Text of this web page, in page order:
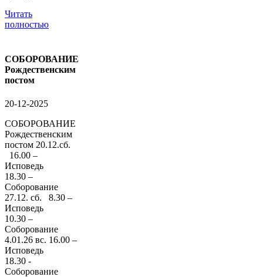
Читать
полностью
СОБОРОВАНИЕ
Рождественским
постом
20-12-2025
СОБОРОВАНИЕ
Рождественским
постом 20.12.сб.
16.00 –
Исповедь
18.30 –
Соборование
27.12. сб. 8.30 –
Исповедь
10.30 –
Соборование
4.01.26 вс. 16.00 –
Исповедь
18.30 -
Соборование